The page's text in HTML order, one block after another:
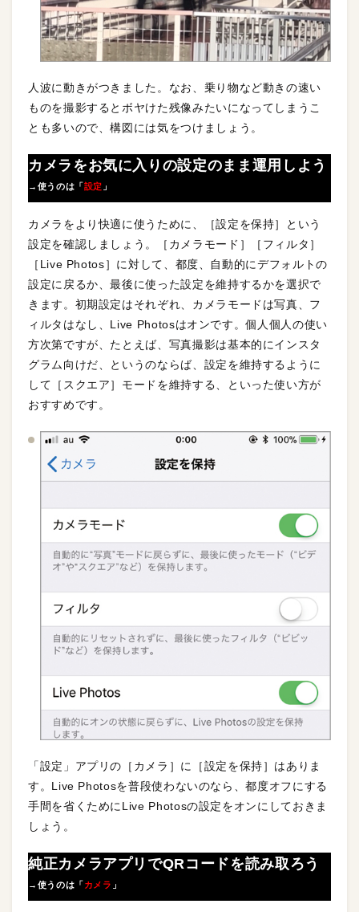
人波に動きがつきました。なお、乗り物など動きの速い
ものを撮影するとボヤけた残像みたいになってしまうこ
とも多いので、構図には気をつけましょう。
カメラをお気に入りの設定のまま運用しよう
→使うのは「設定 」
カメラをより快適に使うために、［設定を保持］という
設定を確認しましょう。［カメラモード］［フィルタ］
［Live Photos］に対して、都度、自動的にデフォルトの
設定に戻るか、最後に使った設定を維持するかを選択で
きます。初期設定はそれぞれ、カメラモードは写真、フ
ィルタはなし、Live Photosはオンです。個人個人の使い
方次第ですが、たとえば、写真撮影は基本的にインスタ
グラム向けだ、というのならば、設定を維持するように
して［スクエア］モードを維持する、といった使い方が
おすすめです。
「設定」アプリの［カメラ］に［設定を保持］はありま
す。Live Photosを普段使わないのなら、都度オフにする
手間を省くためにLive Photosの設定をオンにしておきま
しょう。
純正カメラアプリでQRコードを読み取ろう
→使うのは「 カメラ 」